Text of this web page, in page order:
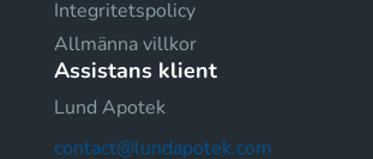
Integritetspolicy
Allmänna villkor
Assistans klient
Lund Apotek
contact@lundapotek.com